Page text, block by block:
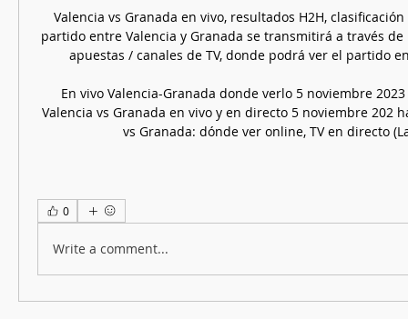
Valencia vs Granada en vivo, resultados H2H,
partido entre Valencia y Granada se transmitirá a través
apuestas / canales de TV, donde podrá ver el partido
En vivo Valencia-Granada donde verlo 5 noviembre
Valencia vs Granada en vivo y en directo 5 noviembre 202
vs Granada: dónde ver online, TV en directo
0
Write a comment...